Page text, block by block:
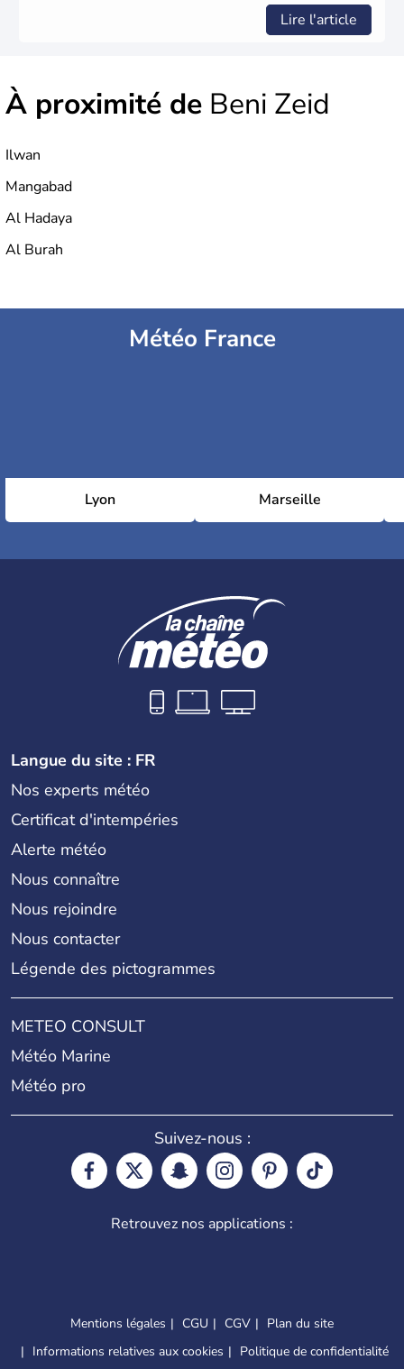
Lire l'article
À proximité de Beni Zeid
Ilwan
Mangabad
Al Hadaya
Al Burah
Météo France
Lyon Marseille
Langue du site : FR
Nos experts météo
Certificat d'intempéries
Alerte météo
Nous connaître
Nous rejoindre
Nous contacter
Légende des pictogrammes
METEO CONSULT
Météo Marine
Météo pro
Suivez-nous :
Retrouvez nos applications :
Mentions légales CGU CGV
Plan du site
Informations relatives aux cookies
Politique de confidentialité